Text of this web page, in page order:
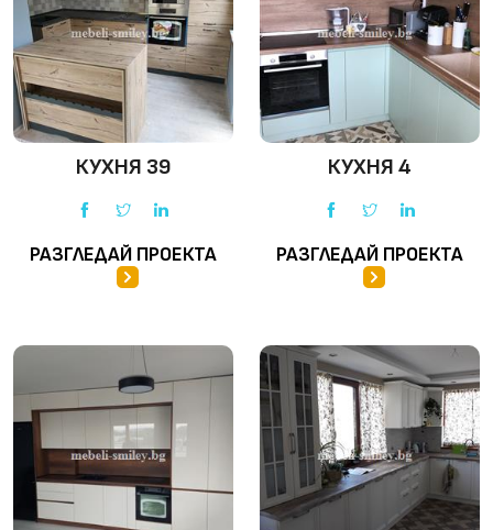
КУХНЯ 39
РАЗГЛЕДАЙ ПРОЕКТА
КУХНЯ 4
РАЗГЛЕДАЙ ПРОЕКТА